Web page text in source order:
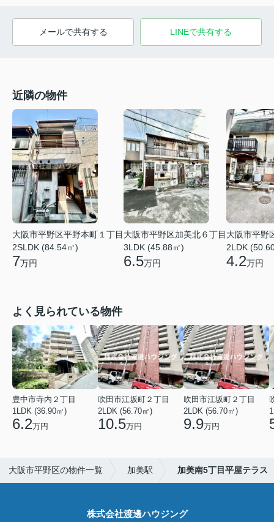
メールで共有する LINEで共有する
近隣の物件
大阪市平野区平野本町１丁目
2SLDK (84.54㎡)
7万円
大阪市平野区加美北６丁目
3LDK (45.88㎡)
6.5万円
大阪市平野
2LDK
4.2万円
よく見られている物件
豊中市寺内２丁目
1LDK (36.90㎡)
6.2万円
吹田市江坂町２丁目
2LDK (56.70㎡)
10.5万円
吹田市江坂町２丁目
2LDK (56.70㎡)
9.9万円
大阪市平野区の物件一覧 加美駅 加美南5丁目平屋テラス
株式会社渡邊ハウジング